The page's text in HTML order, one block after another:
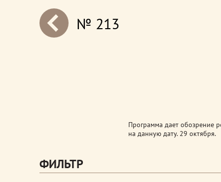
next№ 213
Программа дает обозрение
на данную дату. 29 октября.
ФИЛЬТР